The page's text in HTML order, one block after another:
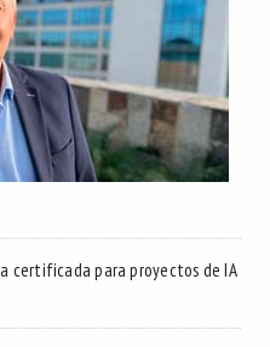
certificada para proyectos de IA